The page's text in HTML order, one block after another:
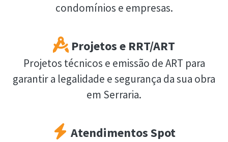
condomínios e empresas.
Projetos e RRT/ART
Projetos técnicos e emissão de ART para
garantir a legalidade e segurança da sua obra
em Serraria.
Atendimentos Spot